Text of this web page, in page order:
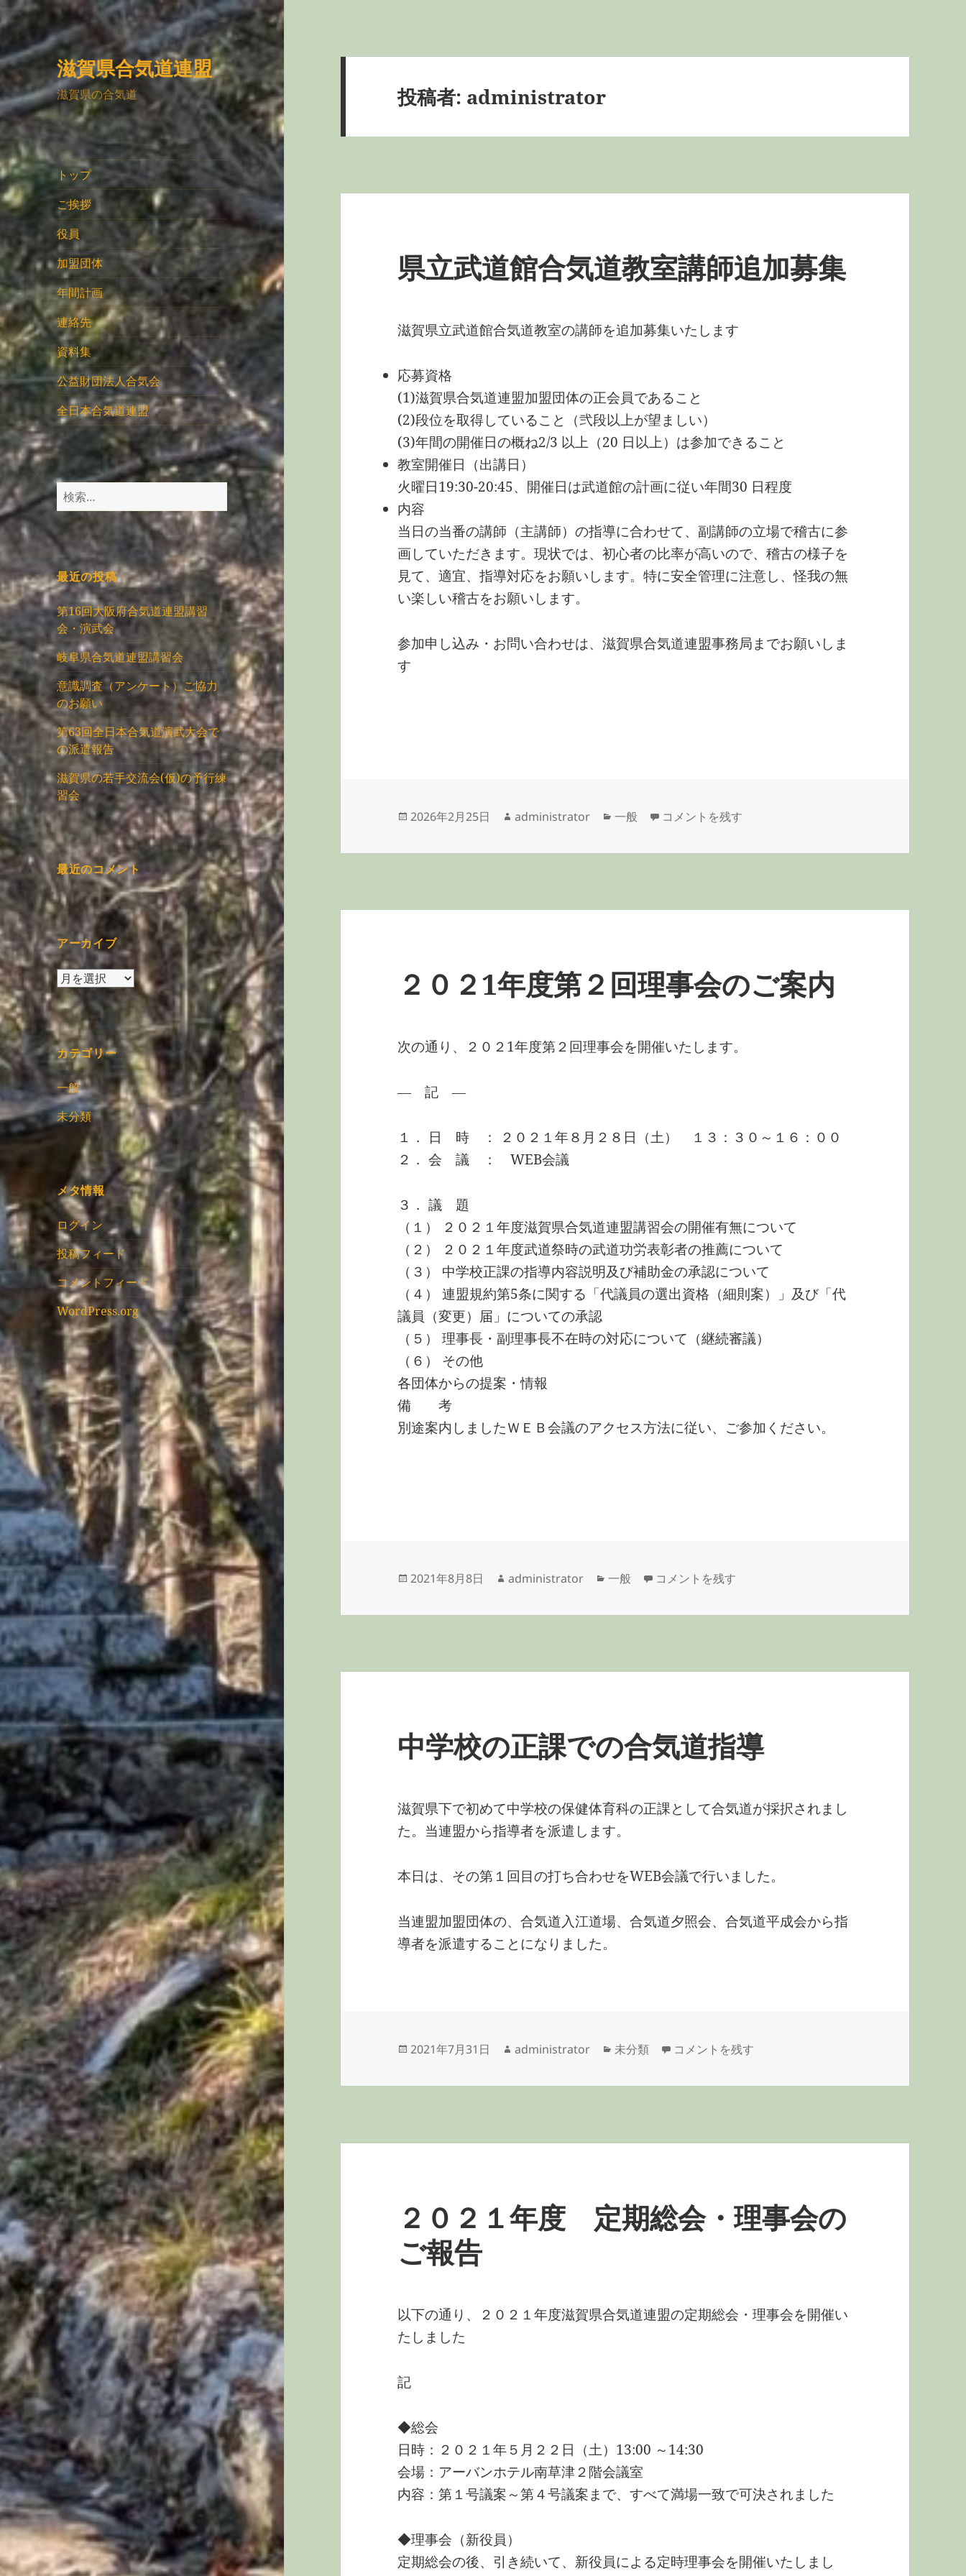
滋賀県合気道連盟
滋賀県の合気道
トップ
ご挨拶
役員
加盟団体
年間計画
連絡先
資料集
公益財団法人合気会
全日本合気道連盟
検
索:
最近の投稿
第16回大阪府合気道連盟講習
会・演武会
岐阜県合気道連盟講習会
意識調査（アンケート）ご協力
のお願い
第63回全日本合気道演武大会で
の派遣報告
滋賀県の若手交流会(仮)の予行練
習会
最近のコメント
アーカイブ
ア
ー
カ
イ
ブ
カテゴリー
一般
未分類
メタ情報
ログイン
投稿フィード
コメントフィード
WordPress.org
投稿者: administrator
県立武道館合気道教室講師追加募集
滋賀県立武道館合気道教室の講師を追加募集いたします
応募資格
(1)滋賀県合気道連盟加盟団体の正会員であること
(2)段位を取得していること（弐段以上が望ましい）
(3)年間の開催日の概ね2/3 以上（20 日以上）は参加できること
教室開催日（出講日）
火曜日19:30-20:45、開催日は武道館の計画に従い年間30 日程度
内容
当日の当番の講師（主講師）の指導に合わせて、副講師の立場で稽古に参
画していただきます。現状では、初心者の比率が高いので、稽古の様子を
見て、適宜、指導対応をお願いします。特に安全管理に注意し、怪我の無
い楽しい稽古をお願いします。
参加申し込み・お問い合わせは、滋賀県合気道連盟事務局までお願いしま
す
投
日:
2026年2月25日
作
者
administrator
カ
ゴ
一般 県立武道館合気道教室講師追加募集 に
コメントを残す
２０２1年度第２回理事会のご案内
次の通り、２０２1年度第２回理事会を開催いたします。
― 記 ―
１． 日 時 ： ２０２１年８月２８日（土） １３：３０～１６：００
２． 会 議 ： WEB会議
３． 議 題
（１） ２０２１年度滋賀県合気道連盟講習会の開催有無について
（２） ２０２１年度武道祭時の武道功労表彰者の推薦について
（３） 中学校正課の指導内容説明及び補助金の承認について
（４） 連盟規約第5条に関する「代議員の選出資格（細則案）」及び「代
議員（変更）届」についての承認
（５） 理事長・副理事長不在時の対応について（継続審議）
（６） その他
各団体からの提案・情報
備 考
別途案内しましたＷＥＢ会議のアクセス方法に従い、ご参加ください。
投
日:
2021年8月8日
作
者
administrator
カ
ゴ
一般 ２０２1年度第２回理事会のご案内 に
コメントを残す
中学校の正課での合気道指導
滋賀県下で初めて中学校の保健体育科の正課として合気道が採択されまし
た。当連盟から指導者を派遣します。
本日は、その第１回目の打ち合わせをWEB会議で行いました。
当連盟加盟団体の、合気道入江道場、合気道夕照会、合気道平成会から指
導者を派遣することになりました。
投
日:
2021年7月31日
作
者
administrator
カ
ゴ
未分類 中学校の正課での合気道指導 に
コメントを残す
２０２１年度 定期総会・理事会の
ご報告
以下の通り、２０２１年度滋賀県合気道連盟の定期総会・理事会を開催い
たしました
記
◆総会
日時：２０２１年５月２２日（土）13:00 ～14:30
会場：アーバンホテル南草津２階会議室
内容：第１号議案～第４号議案まで、すべて満場一致で可決されました
◆理事会（新役員）
定期総会の後、引き続いて、新役員による定時理事会を開催いたしまし